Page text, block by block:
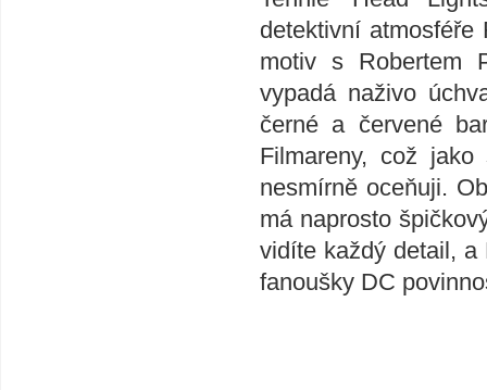
detektivní atmosféře
motiv s Robertem
vypadá naživo
černé a červené
Filmareny, což
nesmírně oceňuji.
má naprosto
vidíte každý detail, a
fanoušky DC